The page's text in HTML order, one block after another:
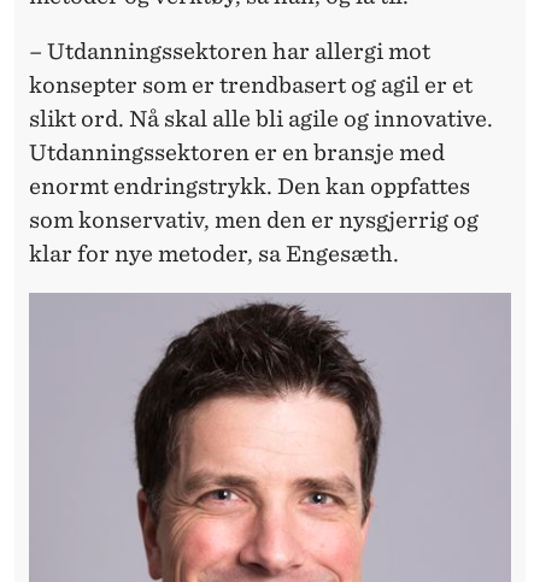
– Utdanningssektoren har allergi mot
konsepter som er trendbasert og agil er et
slikt ord. Nå skal alle bli agile og innovative.
Utdanningssektoren er en bransje med
enormt endringstrykk. Den kan oppfattes
som konservativ, men den er nysgjerrig og
klar for nye metoder, sa Engesæth.